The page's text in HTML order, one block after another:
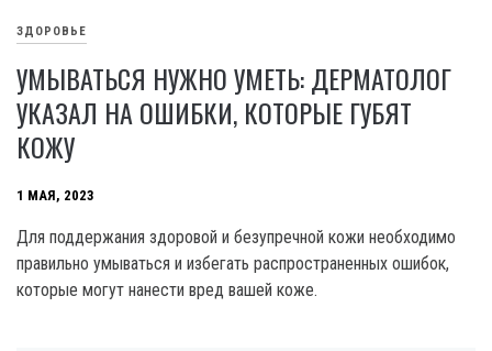
ЗДОРОВЬЕ
УМЫВАТЬСЯ НУЖНО УМЕТЬ: ДЕРМАТОЛОГ
УКАЗАЛ НА ОШИБКИ, КОТОРЫЕ ГУБЯТ
КОЖУ
1 МАЯ, 2023
Для поддержания здоровой и безупречной кожи необходимо
правильно умываться и избегать распространенных ошибок,
которые могут нанести вред вашей коже.